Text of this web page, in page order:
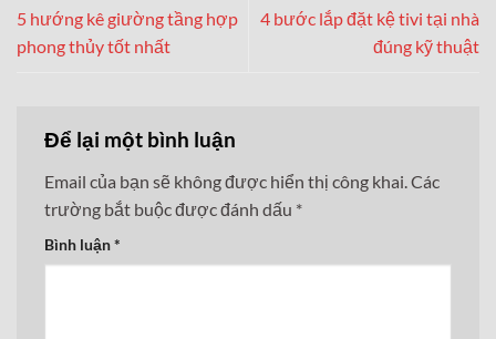
5 hướng kê giường tầng hợp
phong thủy tốt nhất
4 bước lắp đặt kệ tivi tại nhà
đúng kỹ thuật
Để lại một bình luận
Email của bạn sẽ không được hiển thị công khai. Các
trường bắt buộc được đánh dấu *
Bình luận*